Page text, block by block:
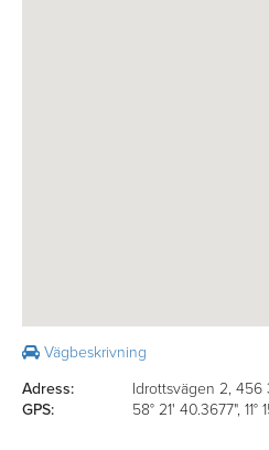
Vägbeskrivning
Adress:
Idrottsvägen 2, 456
GPS:
58° 21' 40.3677", 11°